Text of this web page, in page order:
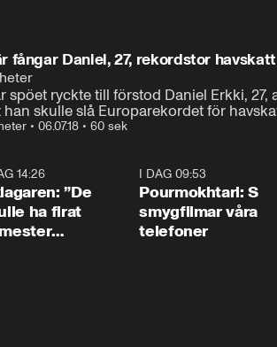
fångar Daniel, 27, rekordstor havskatt
spöet ryckte till förstod Daniel Erkki,
han skulle slå Europarekordet för
• 06.07.18 • 60 sek
14:26
”De
ha firat
I DAG 09:53
Pourmokhtari: S
smygfilmar våra
telefoner